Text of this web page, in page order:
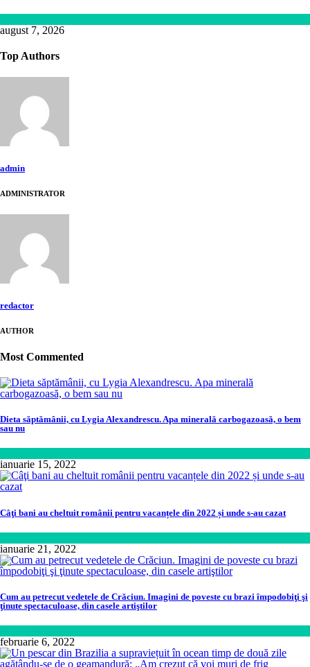
august 7, 2026
Top Authors
admin
ADMINISTRATOR
redactor
AUTHOR
Most Commented
Dieta săptămânii, cu Lygia Alexandrescu. Apa minerală carbogazoasă, o bem
sau nu
ianuarie 15, 2022
Câţi bani au cheltuit românii pentru vacanțele din 2022 și unde s-au cazat
ianuarie 21, 2022
Cum au petrecut vedetele de Crăciun. Imagini de poveste cu brazi împodobiţi şi
ţinute spectaculoase, din casele artiştilor
februarie 6, 2022